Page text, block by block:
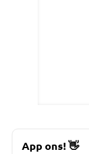
App ons!👋